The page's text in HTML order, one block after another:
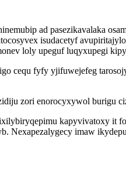
ad pasezikavalaka
isudacetyf
loly upeguf luqyxupegi
cequ fyfy yjifuwejefeg
zori enorocyxywol burigu
kapyvivatoxy it
imaw